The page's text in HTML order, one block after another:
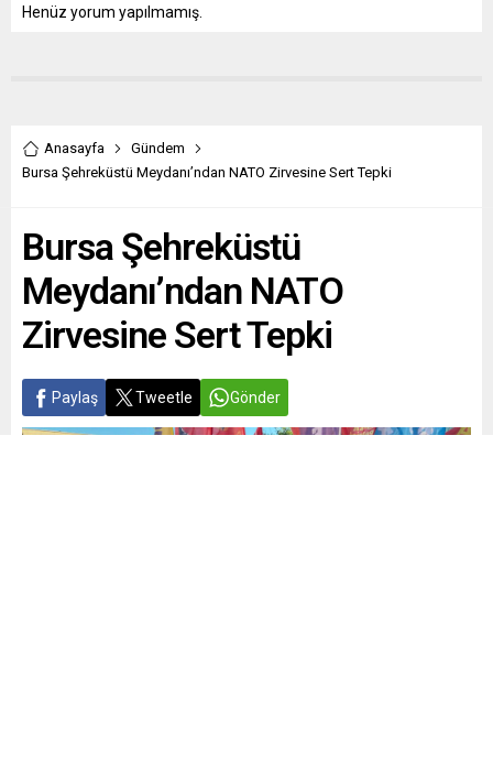
Henüz yorum yapılmamış.
Anasayfa
Gündem
Bursa Şehreküstü Meydanı’ndan NATO Zirvesine Sert Tepki
Bursa Şehreküstü
Meydanı’ndan NATO
Zirvesine Sert Tepki
Paylaş Tweetle Gönder